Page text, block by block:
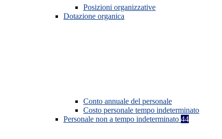
Posizioni organizzative
Dotazione organica
Conto annuale del personale
Costo personale tempo indeterminato
Personale non a tempo indeterminato 44